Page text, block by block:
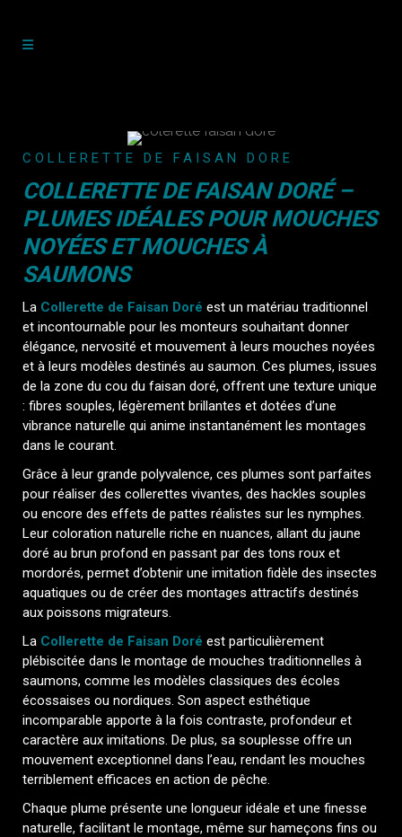
COLLERETTE DE FAISAN DORE
COLLERETTE DE FAISAN DORÉ –
PLUMES IDÉALES POUR MOUCHES
NOYÉES ET MOUCHES À
SAUMONS
La Collerette de Faisan Doré est un matériau traditionnel
et incontournable pour les monteurs souhaitant donner
élégance, nervosité et mouvement à leurs mouches noyées
et à leurs modèles destinés au saumon. Ces plumes, issues
de la zone du cou du faisan doré, offrent une texture unique
: fibres souples, légèrement brillantes et dotées d’une
vibrance naturelle qui anime instantanément les montages
dans le courant.
Grâce à leur grande polyvalence, ces plumes sont parfaites
pour réaliser des collerettes vivantes, des hackles souples
ou encore des effets de pattes réalistes sur les nymphes.
Leur coloration naturelle riche en nuances, allant du jaune
doré au brun profond en passant par des tons roux et
mordorés, permet d’obtenir une imitation fidèle des insectes
aquatiques ou de créer des montages attractifs destinés
aux poissons migrateurs.
La Collerette de Faisan Doré est particulièrement
plébiscitée dans le montage de mouches traditionnelles à
saumons, comme les modèles classiques des écoles
écossaises ou nordiques. Son aspect esthétique
incomparable apporte à la fois contraste, profondeur et
caractère aux imitations. De plus, sa souplesse offre un
mouvement exceptionnel dans l’eau, rendant les mouches
terriblement efficaces en action de pêche.
Chaque plume présente une longueur idéale et une finesse
naturelle, facilitant le montage, même sur hameçons fins ou